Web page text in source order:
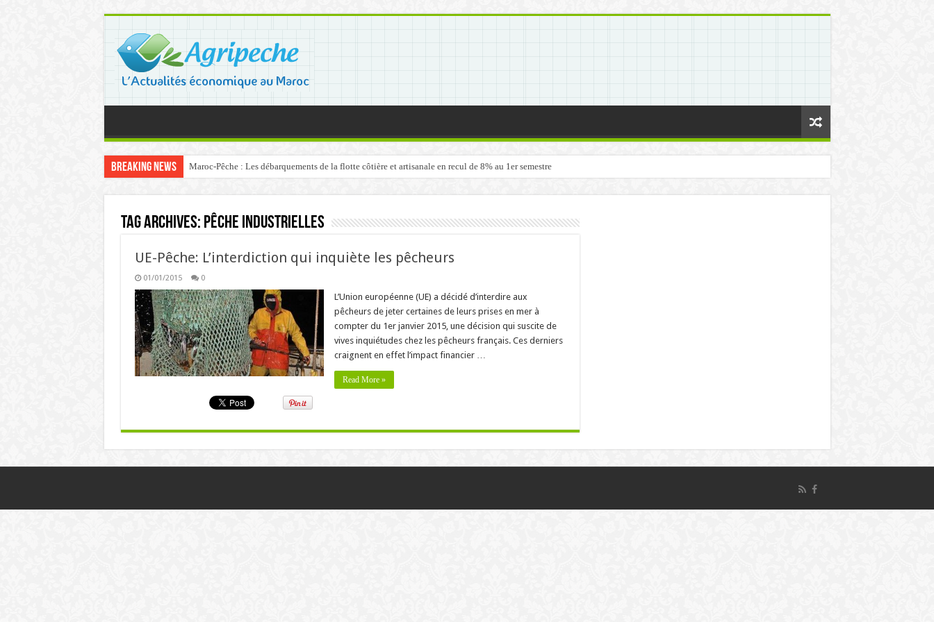
Breaking News Maroc-Pêche : Les débarquements de la flotte côtière et artisanale en recul de 8% au 1er semestre
Tag Archives: pêche industrielles
UE-Pêche: L’interdiction qui inquiète les pêcheurs
01/01/2015 0
L’Union européenne (UE) a décidé d’interdire aux
pêcheurs de jeter certaines de leurs prises en mer à
compter du 1er janvier 2015, une décision qui suscite de
vives inquiétudes chez les pêcheurs français. Ces derniers
craignent en effet l’impact financier …
Read More »